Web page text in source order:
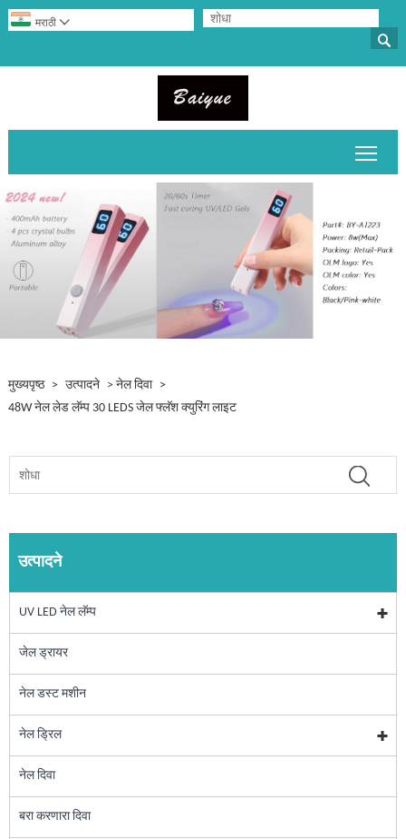

मराठी 
मुख्यपृष्ठ > उत्पादने > नेल दिवा
>
48W नेल लेड लॅम्प 30 LEDS जेल फ्लॅश क्युरिंग लाइट
उत्पादने
UV LED नेल लॅम्प
जेल ड्रायर
नेल डस्ट मशीन
नेल ड्रिल
नेल दिवा
बरा करणारा दिवा